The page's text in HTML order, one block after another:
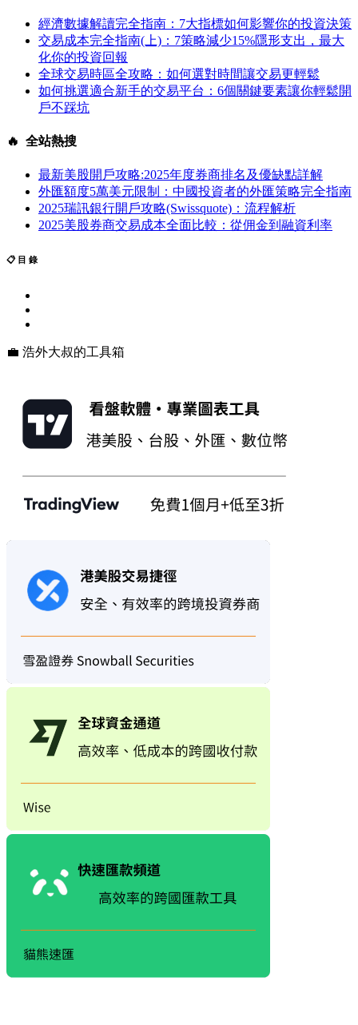
經濟數據解讀完全指南：7大指標如何影響你的投資決策
交易成本完全指南(上)：7策略減少15%隱形支出，最大
化你的投資回報
全球交易時區全攻略：如何選對時間讓交易更輕鬆
如何挑選適合新手的交易平台：6個關鍵要素讓你輕鬆開
戶不踩坑
🔥 全站熱搜
最新美股開戶攻略:2025年度券商排名及優缺點詳解
外匯額度5萬美元限制：中國投資者的外匯策略完全指南
2025瑞訊銀行開戶攻略(Swissquote)：流程解析
2025美股券商交易成本全面比較：從佣金到融資利率
📋 目 錄
💼 浩外大叔的工具箱